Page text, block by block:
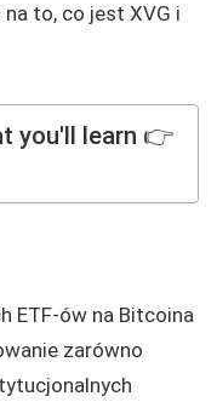
to, co jest XVG i
you'll learn 👉
ETF-ów na Bitcoina
zarówno